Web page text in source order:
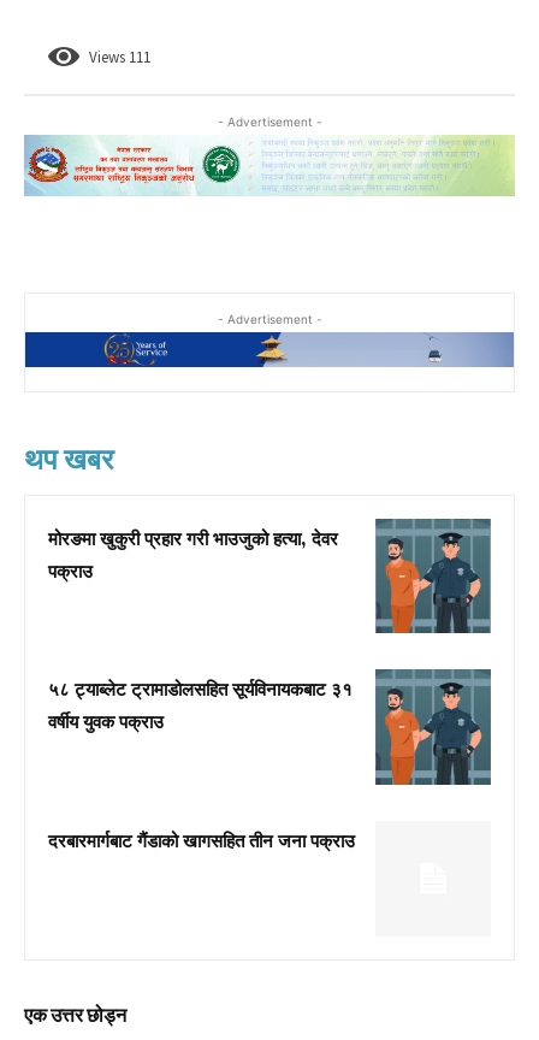
Views 111
- Advertisement -
- Advertisement -
थप खबर
मोरङमा खुकुरी प्रहार गरी भाउजुको हत्या, देवर
पक्राउ
५८ ट्याब्लेट ट्रामाडोलसहित सूर्यविनायकबाट ३१
वर्षीय युवक पक्राउ
दरबारमार्गबाट गैंडाको खागसहित तीन जना पक्राउ
एक उत्तर छोड्न